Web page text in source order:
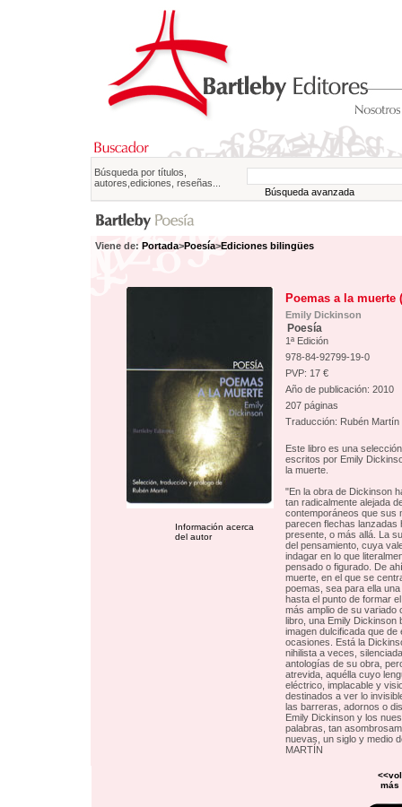
Búsqueda por títulos,
autores,ediciones, reseñas...
Búsqueda avanzada
Viene de: Portada>Poesía>Ediciones bilingües
Poemas a la muerte
Emily Dickinson
Poesía
1ª Edición
978-84-92799-19-0
PVP: 17 €
Año de publicación: 2010
207 páginas
Traducción: Rubén Martín
Este libro es una
escritos por Emily
la muerte.
"En la obra de Dickinson
tan radicalmente alejada
contemporáneos que sus
parecen flechas lanzadas
presente, o más allá. La
del pensamiento, cuya
indagar en lo que
pensado o figurado. De
muerte, en el que se
poemas, sea para ella
hasta el punto de formar
más amplio de su variado
libro, una Emily Dickinson
imagen dulcificada que de
ocasiones. Está la
nihilista a veces,
antologías de su obra,
atrevida, aquélla cuyo
eléctrico, implacable y
destinados a ver lo
las barreras, adornos o
Emily Dickinson y los
palabras, tan
nuevas, un siglo y medio
MARTÍN
Información acerca
del autor
más